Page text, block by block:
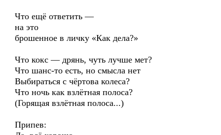
Что ещё ответить —
на это
брошенное в личку «Как дела?»
Что кокс — дрянь, чуть лучше мет?
Что шанс-то есть, но смысла нет
Выбираться с чёртова колеса?
Что ночь как взлётная полоса?
(Горящая взлётная полоса...)
Припев: